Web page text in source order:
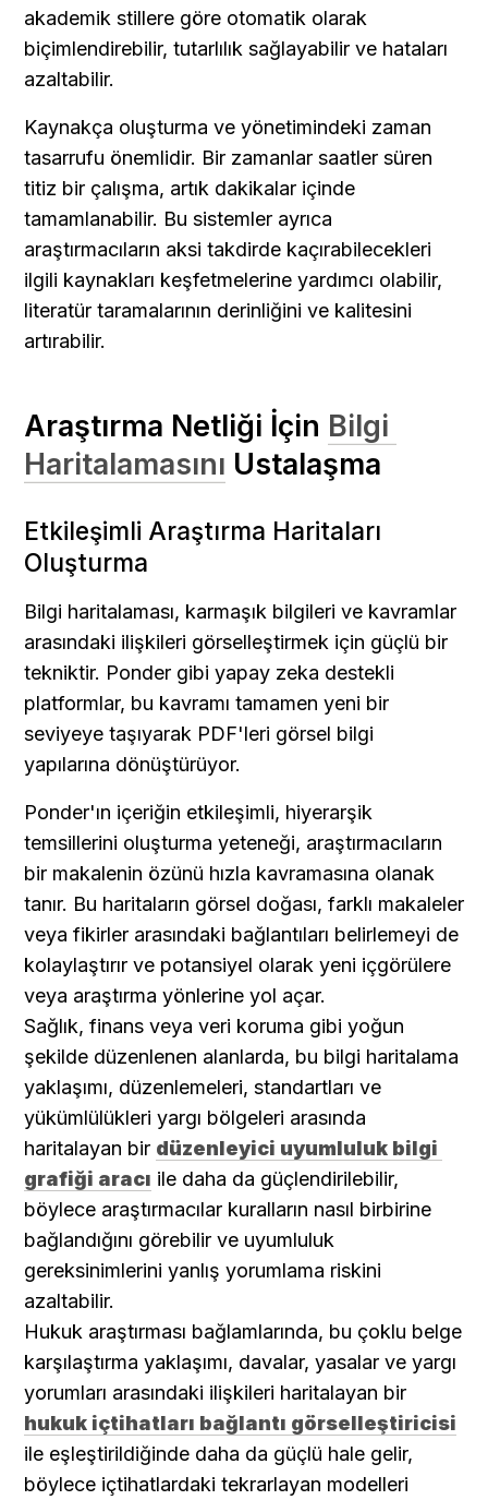
akademik stillere göre otomatik olarak
biçimlendirebilir, tutarlılık sağlayabilir ve hataları
azaltabilir.
Kaynakça oluşturma ve yönetimindeki zaman
tasarrufu önemlidir. Bir zamanlar saatler süren
titiz bir çalışma, artık dakikalar içinde
tamamlanabilir. Bu sistemler ayrıca
araştırmacıların aksi takdirde kaçırabilecekleri
ilgili kaynakları keşfetmelerine yardımcı olabilir,
literatür taramalarının derinliğini ve kalitesini
artırabilir.
Araştırma Netliği İçin Bilgi
Haritalamasını Ustalaşma
Etkileşimli Araştırma Haritaları
Oluşturma
Bilgi haritalaması, karmaşık bilgileri ve kavramlar
arasındaki ilişkileri görselleştirmek için güçlü bir
tekniktir. Ponder gibi yapay zeka destekli
platformlar, bu kavramı tamamen yeni bir
seviyeye taşıyarak PDF'leri görsel bilgi
yapılarına dönüştürüyor.
Ponder'ın içeriğin etkileşimli, hiyerarşik
temsillerini oluşturma yeteneği, araştırmacıların
bir makalenin özünü hızla kavramasına olanak
tanır. Bu haritaların görsel doğası, farklı makaleler
veya fikirler arasındaki bağlantıları belirlemeyi de
kolaylaştırır ve potansiyel olarak yeni içgörülere
veya araştırma yönlerine yol açar.
Sağlık, finans veya veri koruma gibi yoğun
şekilde düzenlenen alanlarda, bu bilgi haritalama
yaklaşımı, düzenlemeleri, standartları ve
yükümlülükleri yargı bölgeleri arasında
haritalayan bir düzenleyici uyumluluk bilgi
grafiği aracı ile daha da güçlendirilebilir,
böylece araştırmacılar kuralların nasıl birbirine
bağlandığını görebilir ve uyumluluk
gereksinimlerini yanlış yorumlama riskini
azaltabilir.
Hukuk araştırması bağlamlarında, bu çoklu belge
karşılaştırma yaklaşımı, davalar, yasalar ve yargı
hukuk içtihatları bağlantı görselleştiricisi
ile eşleştirildiğinde daha da güçlü hale gelir,
böylece içtihatlardaki tekrarlayan modelleri